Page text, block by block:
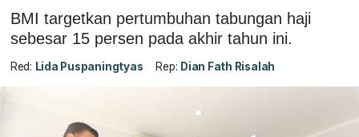
BMI targetkan pertumbuhan tabungan haji
sebesar 15 persen pada akhir tahun ini.
Red: Lida Puspaningtyas Rep: Dian Fath Risalah